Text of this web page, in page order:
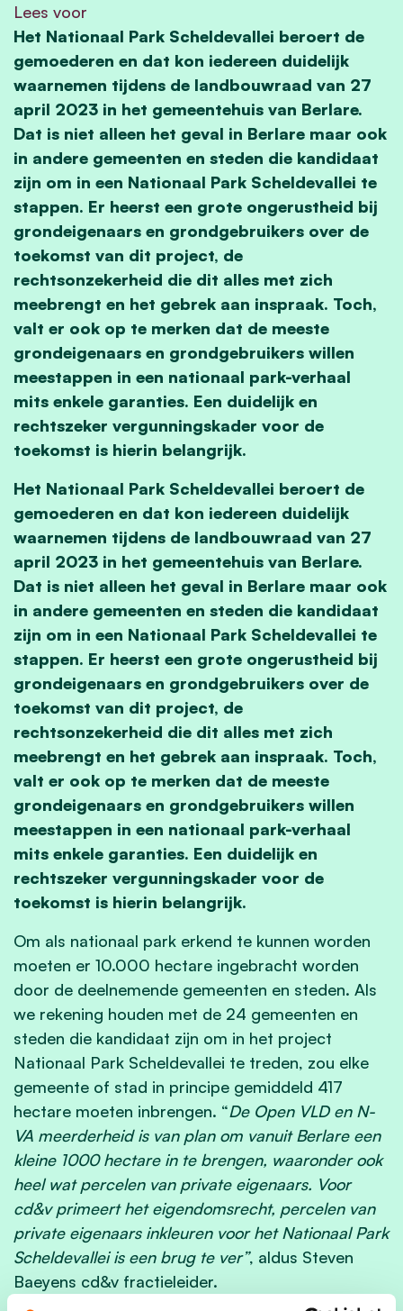
Lees voor
Het Nationaal Park Scheldevallei beroert de
gemoederen en dat kon iedereen duidelijk
waarnemen tijdens de landbouwraad van 27
april 2023 in het gemeentehuis van Berlare.
Dat is niet alleen het geval in Berlare maar ook
in andere gemeenten en steden die kandidaat
zijn om in een Nationaal Park Scheldevallei te
stappen. Er heerst een grote ongerustheid bij
grondeigenaars en grondgebruikers over de
toekomst van dit project, de
rechtsonzekerheid die dit alles met zich
meebrengt en het gebrek aan inspraak. Toch,
valt er ook op te merken dat de meeste
grondeigenaars en grondgebruikers willen
meestappen in een nationaal park-verhaal
mits enkele garanties. Een duidelijk en
rechtszeker vergunningskader voor de
toekomst is hierin belangrijk.
Het Nationaal Park Scheldevallei beroert de
gemoederen en dat kon iedereen duidelijk
waarnemen tijdens de landbouwraad van 27
april 2023 in het gemeentehuis van Berlare.
Dat is niet alleen het geval in Berlare maar ook
in andere gemeenten en steden die kandidaat
zijn om in een Nationaal Park Scheldevallei te
stappen. Er heerst een grote ongerustheid bij
grondeigenaars en grondgebruikers over de
toekomst van dit project, de
rechtsonzekerheid die dit alles met zich
meebrengt en het gebrek aan inspraak. Toch,
valt er ook op te merken dat de meeste
grondeigenaars en grondgebruikers willen
meestappen in een nationaal park-verhaal
mits enkele garanties. Een duidelijk en
rechtszeker vergunningskader voor de
toekomst is hierin belangrijk.
Om als nationaal park erkend te kunnen worden
moeten er 10.000 hectare ingebracht worden
door de deelnemende gemeenten en steden. Als
we rekening houden met de 24 gemeenten en
steden die kandidaat zijn om in het project
Nationaal Park Scheldevallei te treden, zou elke
gemeente of stad in principe gemiddeld 417
hectare moeten inbrengen. “De Open VLD en N-
VA meerderheid is van plan om vanuit Berlare een
kleine 1000 hectare in te brengen, waaronder ook
heel wat percelen van private eigenaars. Voor
cd&v primeert het eigendomsrecht, percelen van
private eigenaars inkleuren voor het Nationaal Park
Scheldevallei is een brug te ver”, aldus Steven
Baeyens cd&v fractieleider.